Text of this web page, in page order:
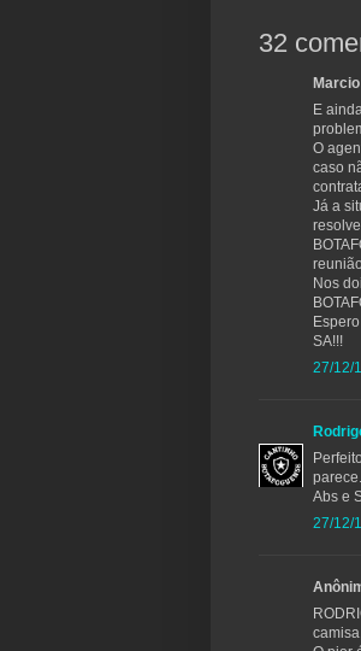
32
E
O
caso
Já a
Nos
SA!!!
27/12/
Abs e
27/12/